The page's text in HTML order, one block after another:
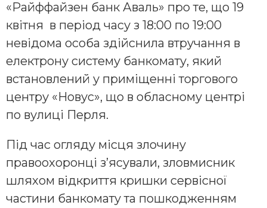
«Райффайзен банк Аваль» про те, що 19
квітня в період часу з 18:00 по 19:00
невідома особа здійснила втручання в
електрону систему банкомату, який
встановлений у приміщенні торгового
центру «Новус», що в обласному центрі
по вулиці Перля.
Під час огляду місця злочину
правоохоронці з’ясували, зловмисник
шляхом відкриття кришки сервісної
частини банкомату та пошкодженням